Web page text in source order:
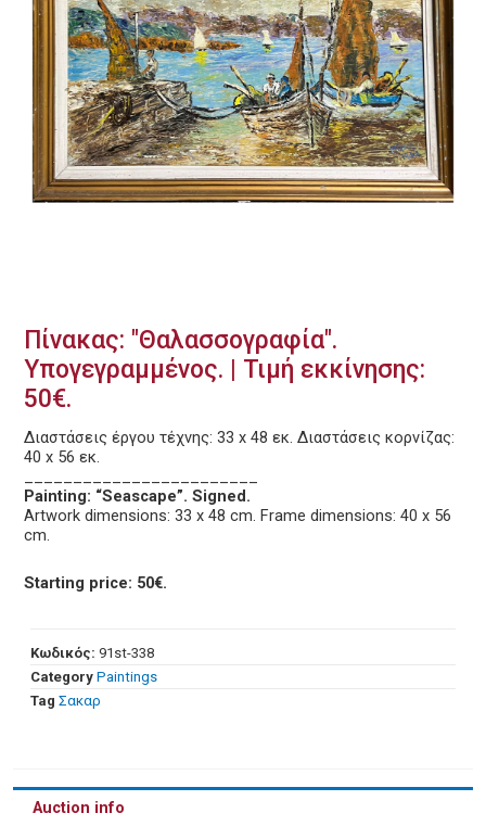
Πίνακας: "Θαλασσογραφία".
Υπογεγραμμένος. | Τιμή εκκίνησης:
50€.
Διαστάσεις έργου τέχνης: 33 x 48 εκ. Διαστάσεις κορνίζας:
40 x 56 εκ.
Painting: “Seascape”. Signed.
Artwork dimensions: 33 x 48 cm. Frame dimensions: 40 x 56
cm.
Starting price: 50€.
Κωδικός: 91st-338
Category Paintings
Tag Σακαρ
Auction info